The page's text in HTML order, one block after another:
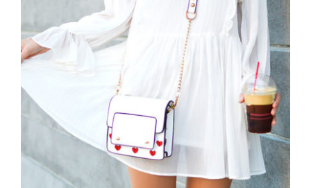
White Dress